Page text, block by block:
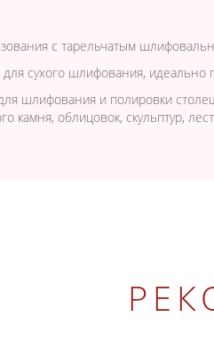
с тарельчатым
сухого шлифования, идеально
шлифования и полировки
камня, облицовок, скульптур,